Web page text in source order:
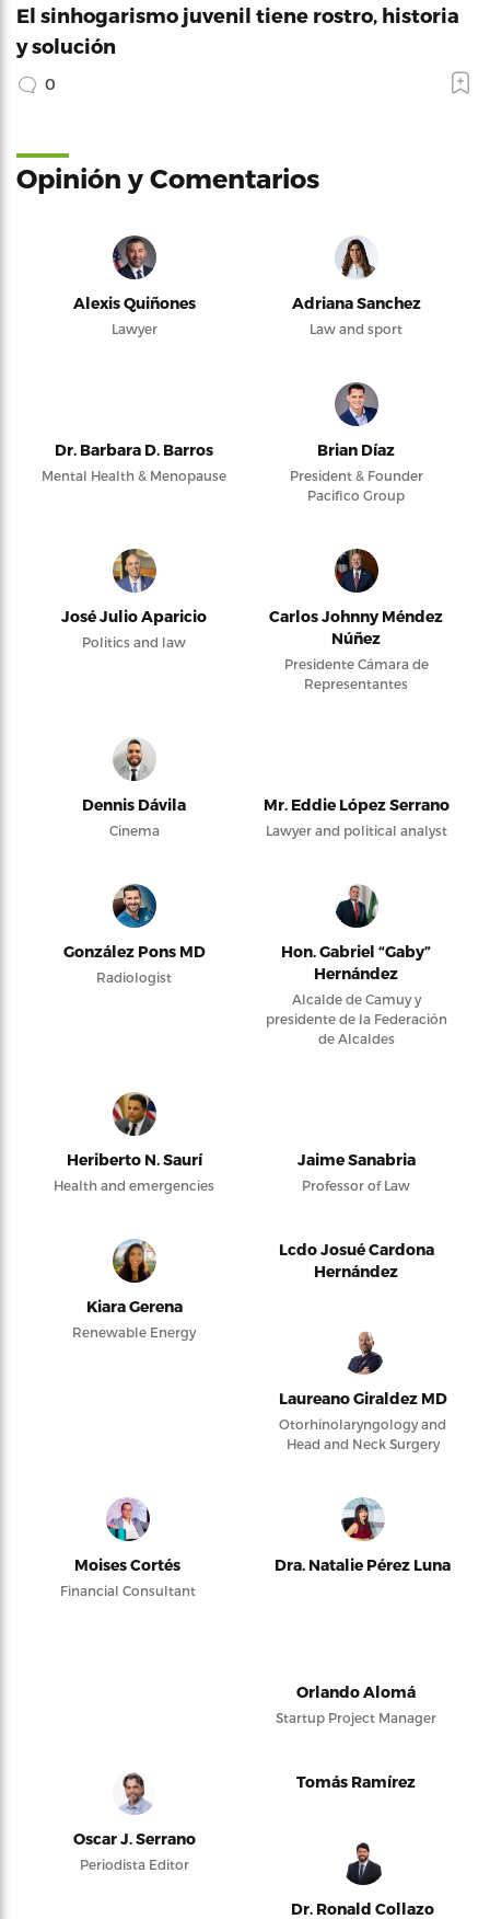
El sinhogarismo juvenil tiene rostro, historia
y solución
0
Opinión y Comentarios
Alexis Quiñones
Lawyer
Adriana Sanchez
Law and sport
Dr. Barbara D. Barros
Mental Health & Menopause
Brian Díaz
President & Founder
Pacifico Group
José Julio Aparicio
Politics and law
Carlos Johnny Méndez
Núñez
Presidente Cámara de
Representantes
Dennis Dávila
Cinema
Mr. Eddie López Serrano
Lawyer and political analyst
González Pons MD
Radiologist
Hon. Gabriel “Gaby”
Hernández
Alcalde de Camuy y
presidente de la Federación
de Alcaldes
Heriberto N. Saurí
Health and emergencies
Jaime Sanabria
Professor of Law
Kiara Gerena
Renewable Energy
Lcdo Josué Cardona
Hernández
Laureano Giraldez MD
Otorhinolaryngology and
Head and Neck Surgery
Moises Cortés
Financial Consultant
Dra. Natalie Pérez Luna
Orlando Alomá
Startup Project Manager
Oscar J. Serrano
Periodista Editor
Tomás Ramírez
Dr. Ronald Collazo